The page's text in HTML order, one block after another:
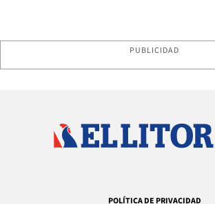
PUBLICIDAD
POLÍTICA DE PRIVACIDAD